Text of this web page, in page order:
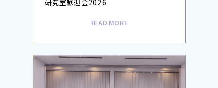
研究室歓迎会2026
READ MORE